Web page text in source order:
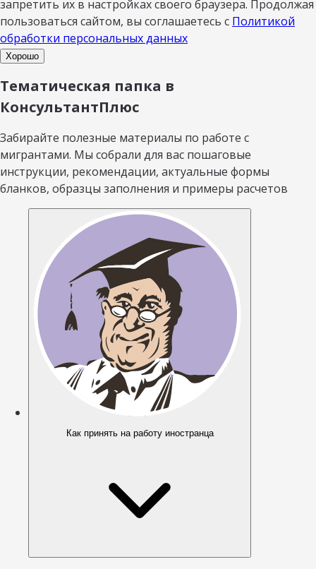
запретить их в настройках своего браузера. Продолжая
пользоваться сайтом, вы соглашаетесь с Политикой
обработки персональных данных
Хорошо
Тематическая папка в
КонсультантПлюс
Забирайте полезные материалы по работе с
мигрантами. Мы собрали для вас пошаговые
инструкции, рекомендации, актуальные формы
бланков, образцы заполнения и примеры расчетов
Как принять на работу иностранца